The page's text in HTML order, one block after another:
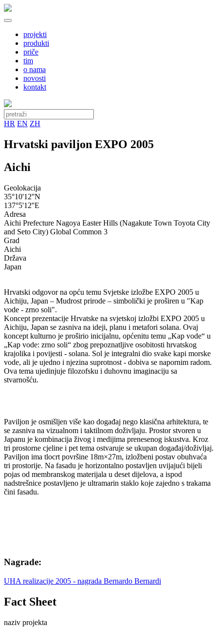
projekti
produkti
priče
tim
o nama
novosti
kontakt
HR EN ZH
Hrvatski paviljon EXPO 2005
Aichi
Geolokacija
35°10'12''N
137°5'12''E
Adresa
Aichi Prefecture Nagoya Easter Hills (Nagakute Town Toyota City
and Seto City) Global Common 3
Grad
Aichi
Država
Japan
Hrvatski odgovor na opću temu Svjetske izložbe EXPO 2005 u
Aichiju, Japan – Mudrost prirode – simbolički je proširen u "Kap
vode - zrno soli".
Koncept prezentacije Hrvatske na svjetskoj izložbi EXPO 2005 u
Aichiju, Japan se zasniva na ideji, planu i metafori solana. Ovaj
koncept kulturno je proširio inicijalnu, općenitu temu „Kap vode“ u
„Kap vode: zrno soli“ zbog prepoznatljive osobitosti hrvatskog
krajolika i povijesti - solana. Sol je integralni dio svake kapi morske
vode, ali je ujedno i njezina suprotnost - dobiva se napornim radom.
Ova tema ujedinjuje filozofsku i duhovnu imaginaciju sa
stvarnošću.
Paviljon je osmišljen više kao događaj nego klasična arhitektura, te
se zasniva na vizualnom i taktilnom doživljaju. Prostor stvoren u
Japanu je kombinacija živog i medijima prenesenog iskustva. Kroz
tri prostorne cjeline i pet tema ostvaruje se ukupan događaj/doživljaj.
Paviljon ima tlocrt površine 18m×27m, izložbeni postav obuhvaća
tri prostorije. Na fasadu je horizontalno postavljen uvijajući bijeli
pojas od membranskog materijala u deset dijelova, a ispod
nadstrešnice postavljeno je ultramarin staklo koje zajedno s trakama
čini fasadu.
Nagrade:
UHA realizacije 2005 - nagrada Bernardo Bernardi
Fact Sheet
naziv projekta